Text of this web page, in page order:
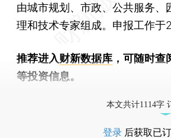
由城市规划、市政、公共服务
理和技术专家组成。申报工作于
推荐进入财新数据库 ，可随时
等投资信息。
本文共计1114字
登录 后获取已